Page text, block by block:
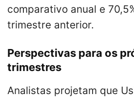
comparativo anual e
trimestre anterior.
Perspectivas para os
trimestres
Analistas projetam que